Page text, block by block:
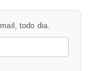
todo dia.